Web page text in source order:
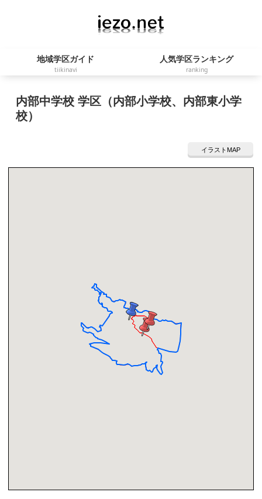
地域学区ガイド
tiikinavi
人気学区ランキング
ranking
内部中学校 学区（内部小学校、内部東小学
校）
イラストMAP